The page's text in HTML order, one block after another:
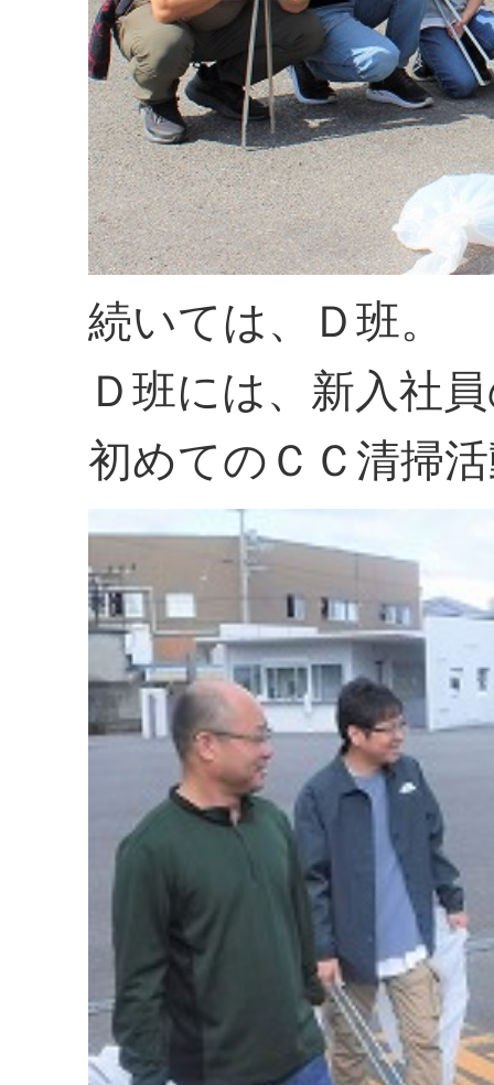
続いては、Ｄ班。
Ｄ班には、新入社
初めてのＣＣ清掃